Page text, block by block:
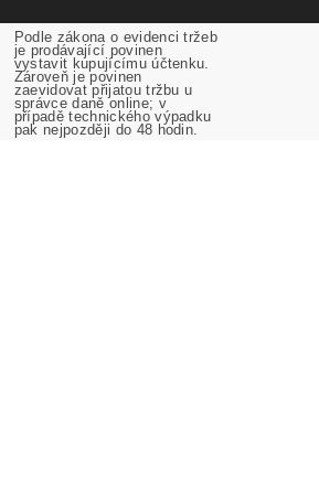
Podle zákona o evidenci tržeb
je prodávající povinen
vystavit kupujícímu účtenku.
Zároveň je povinen
zaevidovat přijatou tržbu u
správce daně online; v
případě technického výpadku
pak nejpozději do 48 hodin.